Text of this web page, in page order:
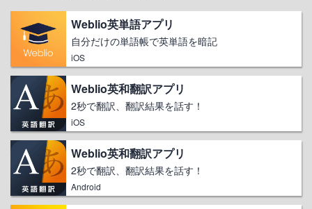
Weblio英単語アプリ
自分だけの単語帳で英単語を暗記
iOS
Weblio英和翻訳アプリ
2秒で翻訳、翻訳結果を話す！
iOS
Weblio英和翻訳アプリ
2秒で翻訳、翻訳結果を話す！
Android